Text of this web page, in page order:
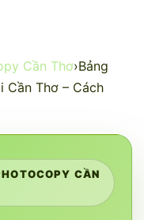
Cần Thơ›Bảng
Cần Thơ – Cách
CẦN